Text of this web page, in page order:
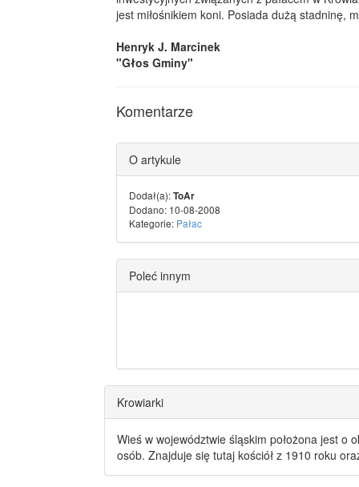
jest miłośnikiem koni. Posiada dużą stadninę,
Henryk J. Marcinek
"Głos Gminy"
Komentarze
O artykule
Dodał(a):ToAr
Dodano: 10-08-2008
Kategorie: Pałac
Poleć innym
Krowiarki
Wieś w województwie śląskim położona jest o
osób. Znajduje się tutaj kościół z 1910 roku